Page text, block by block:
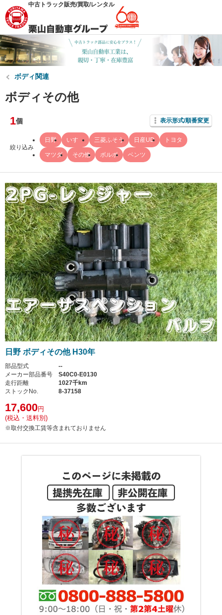
中古トラック販売/買取/レンタル
ボディ関連
ボディその他
1個 表示形式/順番変更
絞り込み
日野 いすゞ 三菱ふそう 日産UD トヨタ
マツダ その他 ボルボ ベンツ
日野 ボディその他 H30年
部品型式
--
メーカー部品番号
S40C0-E0130
走行距離
1027千km
ストックNo.
8-37158
17,600円
(税込・送料別)
※取付交換工賃等含まれておりません